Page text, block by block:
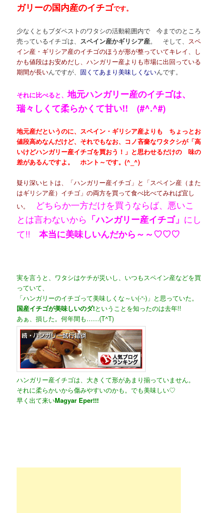
ガリーの国内産のイチゴです。
少なくともブダペストのワタシの活動範囲内で 今までのところ
売っているイチゴは、
スペイン産かギリシア産。 そして、
スペ
イン産・ギリシア産のイチゴのほうが形が整っていてキレイ、し
かも値段はお安めだし、ハンガリー産よりも市場に出回っている
期間が長いんですが、 固くてあまり美味しくないんです。
それに比べると、地元ハンガリー産のイチゴは、
瑞々しくて柔らかくて甘い!! (#^.^#)
地元産だというのに、スペイン・ギリシア産よりも ちょっとお
値段高めなんだけど、それでもなお、コノ吝嗇なワタクシが「高
いけどハンガリー産イチゴを買おう！」と思わせるだけの 味の
差があるんですよ。 ホント～です。(^_^)
疑り深いヒトは、「ハンガリー産イチゴ」と「スペイン産（また
はギリシア産）イチゴ」の両方を買って食べ比べてみれば宜し
い。
どちらか一方だけを買うならば、悪いこ
とは言わないから 「ハンガリー産イチゴ」 にし
て!!本当に美味しいんだから～～♡♡♡
実を言うと、ワタシはケチが災いし、 いつもスペイン産などを買
っていて、
「ハンガリーのイチゴって美味しくな～い(-“-)」と思っていた。
国産イチゴが美味しいのダ!ということを知ったのは去年!!
あぁ、損した。何年間も……(T^T)
ハンガリー産イチゴは、大きくて形があまり揃っていません。
それに柔らかいから傷みやすいのかも。でも美味しい♡
早く出て来いMagyar Eper!!!